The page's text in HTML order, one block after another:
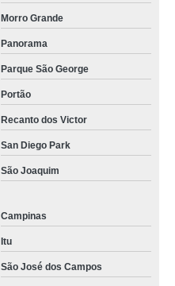
Morro Grande
Panorama
Parque São George
Portão
Recanto dos Victor
San Diego Park
São Joaquim
Campinas
Itu
São José dos Campos